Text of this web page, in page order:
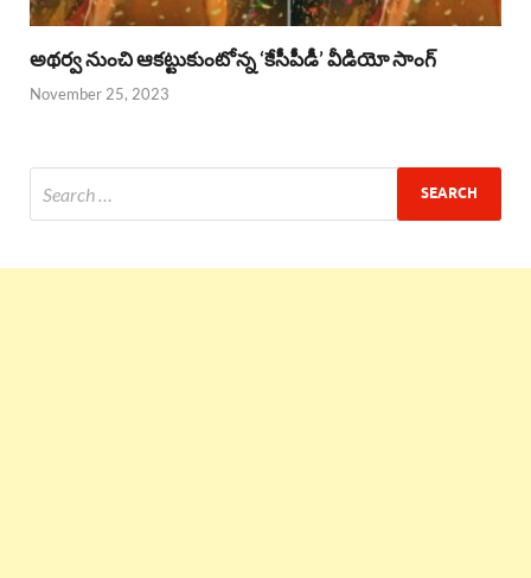
అథర్వ నుంచి ఆకట్టుకుంటోన్న ‘కేసీపీడీ’ వీడియో సాంగ్
November 25, 2023